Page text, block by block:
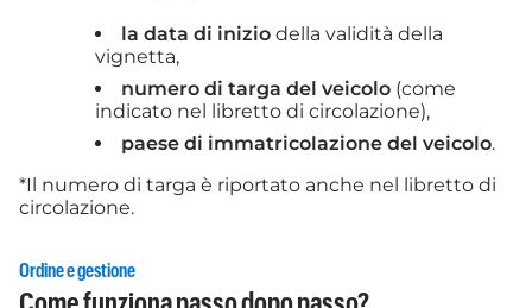
la data di inizio della validità della
vignetta,
numero di targa del veicolo (come
indicato nel libretto di circolazione),
paese di immatricolazione del veicolo.
*Il numero di targa è riportato anche nel libretto di
circolazione.
Ordine e gestione